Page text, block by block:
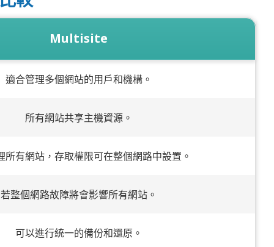
Multisite
適合管理多個網站的用戶和機構。
所有網站共享主機資源。
所有網站，存取權限可在整個網路中設置。
若整個網路故障將會影響所有網站。
可以進行統一的備份和還原。